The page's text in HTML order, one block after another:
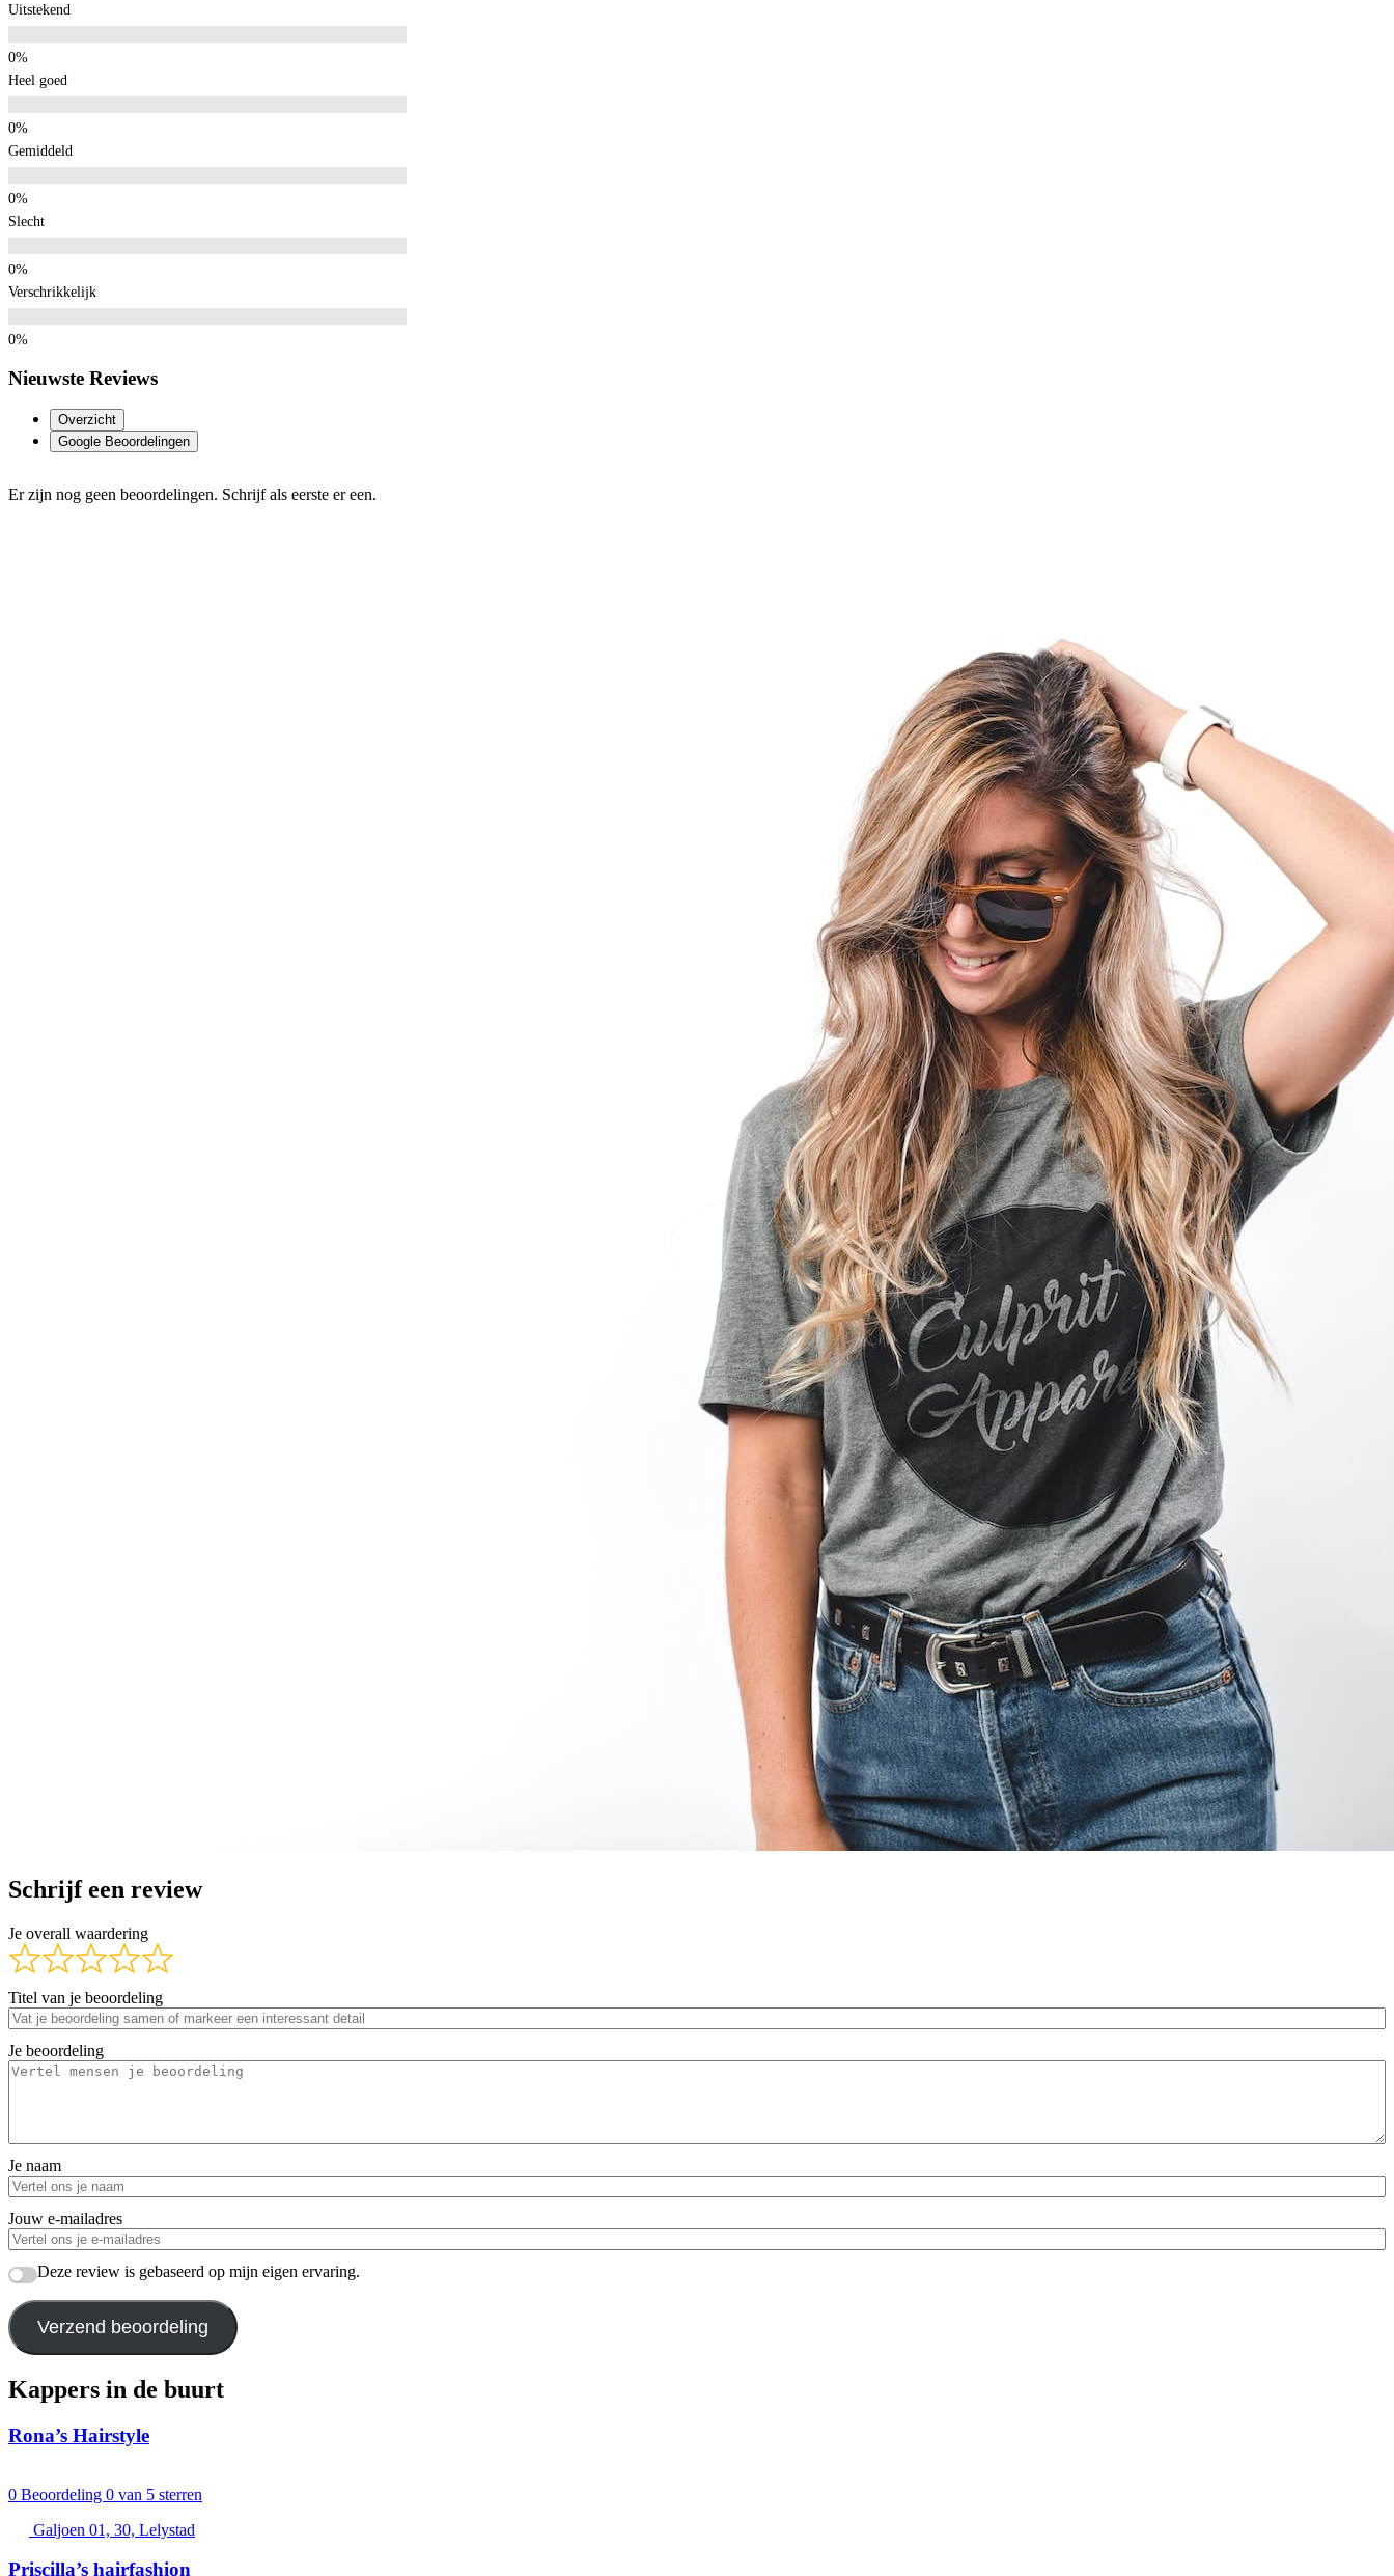
Uitstekend
Heel goed
Gemiddeld
Slecht
Verschrikkelijk
Nieuwste Reviews
Overzicht
Google Beoordelingen
Er zijn nog geen beoordelingen. Schrijf als eerste er een.
Schrijf een review
Je overall waardering
Titel van je beoordeling
Je beoordeling
Je naam
Jouw e-mailadres
Deze review is gebaseerd op mijn eigen ervaring.
Verzend beoordeling
Kappers in de buurt
Rona’s Hairstyle
0 Beoordeling 0 van 5 sterren
Galjoen 01, 30, Lelystad
Priscilla’s hairfashion